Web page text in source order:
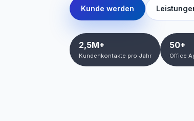
Kunde werden
2,5M+
Kundenkontakte pro Jahr
50+
Office